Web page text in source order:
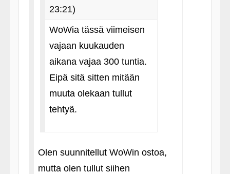
23:21)
WoWia tässä viimeisen
vajaan kuukauden
aikana vajaa 300 tuntia.
Eipä sitä sitten mitään
muuta olekaan tullut
tehtyä.
Olen suunnitellut WoWin ostoa,
mutta olen tullut siihen